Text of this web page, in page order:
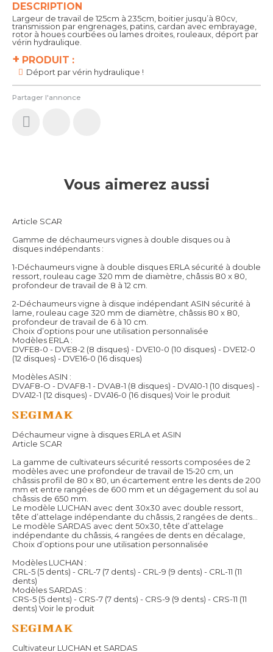
+ PRODUIT :
Déport par vérin hydraulique !
Partager l'annonce
DESCRIPTION
Largeur de travail de 125cm à 235cm, boitier jusqu’à 80cv,
transmission par engrenages, patins, cardan avec embrayage,
rotor à houes courbées ou lames droites, rouleaux, déport par
vérin hydraulique.
Vous aimerez aussi
Article SCAR
Gamme de déchaumeurs vignes à double disques ou à
disques indépendants :
1-Déchaumeurs vigne à double disques ERLA sécurité à double
ressort, rouleau cage 320 mm de diamètre, châssis 80 x 80,
profondeur de travail de 8 à 12 cm.
2-Déchaumeurs vigne à disque indépendant ASIN sécurité à
lame, rouleau cage 320 mm de diamètre, châssis 80 x 80,
profondeur de travail de 6 à 10 cm.
Choix d’options pour une utilisation personnalisée
Modèles ERLA :
DVFE8-0 - DVE8-2 (8 disques) - DVE10-0 (10 disques) - DVE12-0
(12 disques) - DVE16-0 (16 disques)
Modèles ASIN :
DVAF8-O - DVAF8-1 - DVA8-1 (8 disques) - DVA10-1 (10 disques) -
DVA12-1 (12 disques) - DVA16-0 (16 disques) Voir le produit
Déchaumeur vigne à disques ERLA et ASIN
Article SCAR
La gamme de cultivateurs sécurité ressorts composées de 2
modèles avec une profondeur de travail de 15-20 cm, un
châssis profil de 80 x 80, un écartement entre les dents de 200
mm et entre rangées de 600 mm et un dégagement du sol au
châssis de 650 mm.
Le modèle LUCHAN avec dent 30x30 avec double ressort,
tête d’attelage indépendante du châssis, 2 rangées de dents…
Le modèle SARDAS avec dent 50x30, tête d’attelage
indépendante du châssis, 4 rangées de dents en décalage,
Choix d’options pour une utilisation personnalisée
Modèles LUCHAN :
CRL-5 (5 dents) - CRL-7 (7 dents) - CRL-9 (9 dents) - CRL-11 (11
dents)
Modèles SARDAS :
CRS-5 (5 dents) - CRS-7 (7 dents) - CRS-9 (9 dents) - CRS-11 (11
dents) Voir le produit
Cultivateur LUCHAN et SARDAS